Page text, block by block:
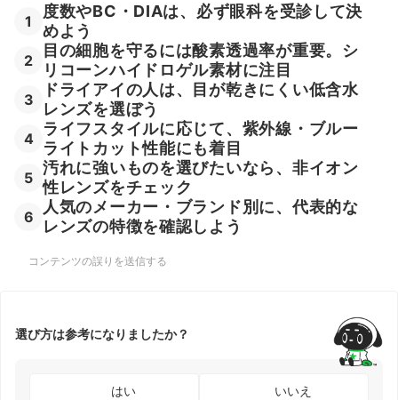
1
度数やBC・DIAは、必ず眼科を受診して決
めよう
2
目の細胞を守るには酸素透過率が重要。シ
リコーンハイドロゲル素材に注目
3
ドライアイの人は、目が乾きにくい低含水
レンズを選ぼう
4
ライフスタイルに応じて、紫外線・ブルー
ライトカット性能にも着目
5
汚れに強いものを選びたいなら、非イオン
性レンズをチェック
6
人気のメーカー・ブランド別に、代表的な
レンズの特徴を確認しよう
コンテンツの誤りを送信する
選び方は参考になりましたか？
はい いいえ